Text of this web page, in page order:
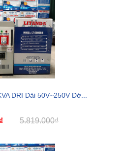
DRI Dải 50V~250V Đờ...
5.819.000₫